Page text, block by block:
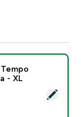
cuciture
- XL